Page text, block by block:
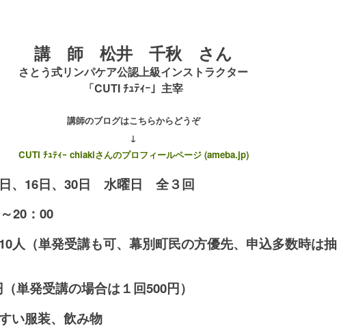
講 師 松井 千秋 さん
さとう式リンパケア公認上級インストラクター
「CUTI ﾁｭﾃｨｰ」主宰
講師のブログはこちらからどうぞ
↓
CUTI ﾁｭﾃｨｰ chiakiさんのプロフィールページ (ameba.jp)
、16日、30日 水曜日 全３回
20：00
単発受講も可、幕別町民の方優先、申込多数時は抽
（単発受講の場合は１回500円）
い服装、飲み物